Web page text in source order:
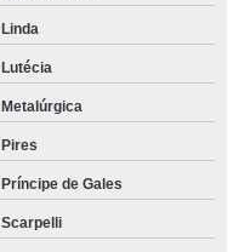
de Gales